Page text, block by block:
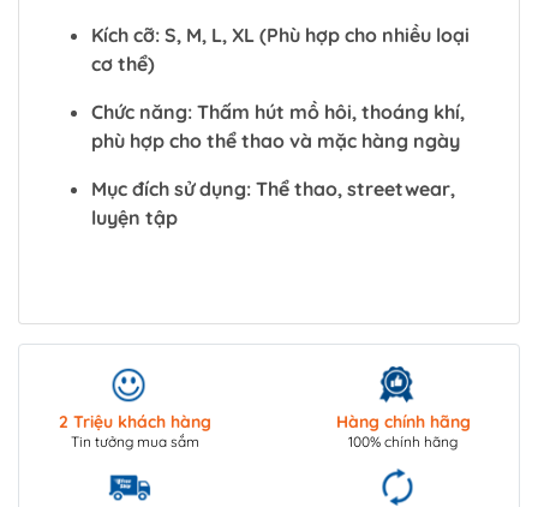
Kích cỡ: S, M, L, XL (Phù hợp cho nhiều loại
cơ thể)
Chức năng: Thấm hút mồ hôi, thoáng khí,
phù hợp cho thể thao và mặc hàng ngày
Mục đích sử dụng: Thể thao, streetwear,
luyện tập
2 Triệu khách hàng
Tin tưởng mua sắm
Hàng chính hãng
100% chính hãng